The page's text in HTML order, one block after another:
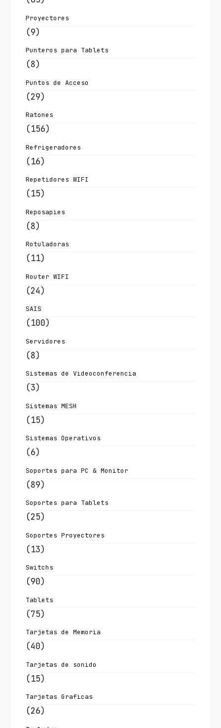
Proyectores
(9)
Punteros para Tablets
(8)
Puntos de Acceso
(29)
Ratones
(156)
Refrigeradores
(16)
Repetidores WIFI
(15)
Reposapies
(8)
Rotuladoras
(11)
Router WIFI
(24)
SAIS
(100)
Servidores
(8)
Sistemas de Videoconferencia
(3)
Sistemas MESH
(15)
Sistemas Operativos
(6)
Soportes para PC & Monitor
(89)
Soportes para Tablets
(25)
Soportes Proyectores
(13)
Switchs
(90)
Tablets
(75)
Tarjetas de Memoria
(40)
Tarjetas de sonido
(15)
Tarjetas Graficas
(26)